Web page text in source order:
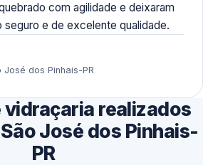
com agilidade e deixaram
seguro e de excelente qualidade.
José dos Pinhais-PR
realizados
José dos Pinhais-
PR